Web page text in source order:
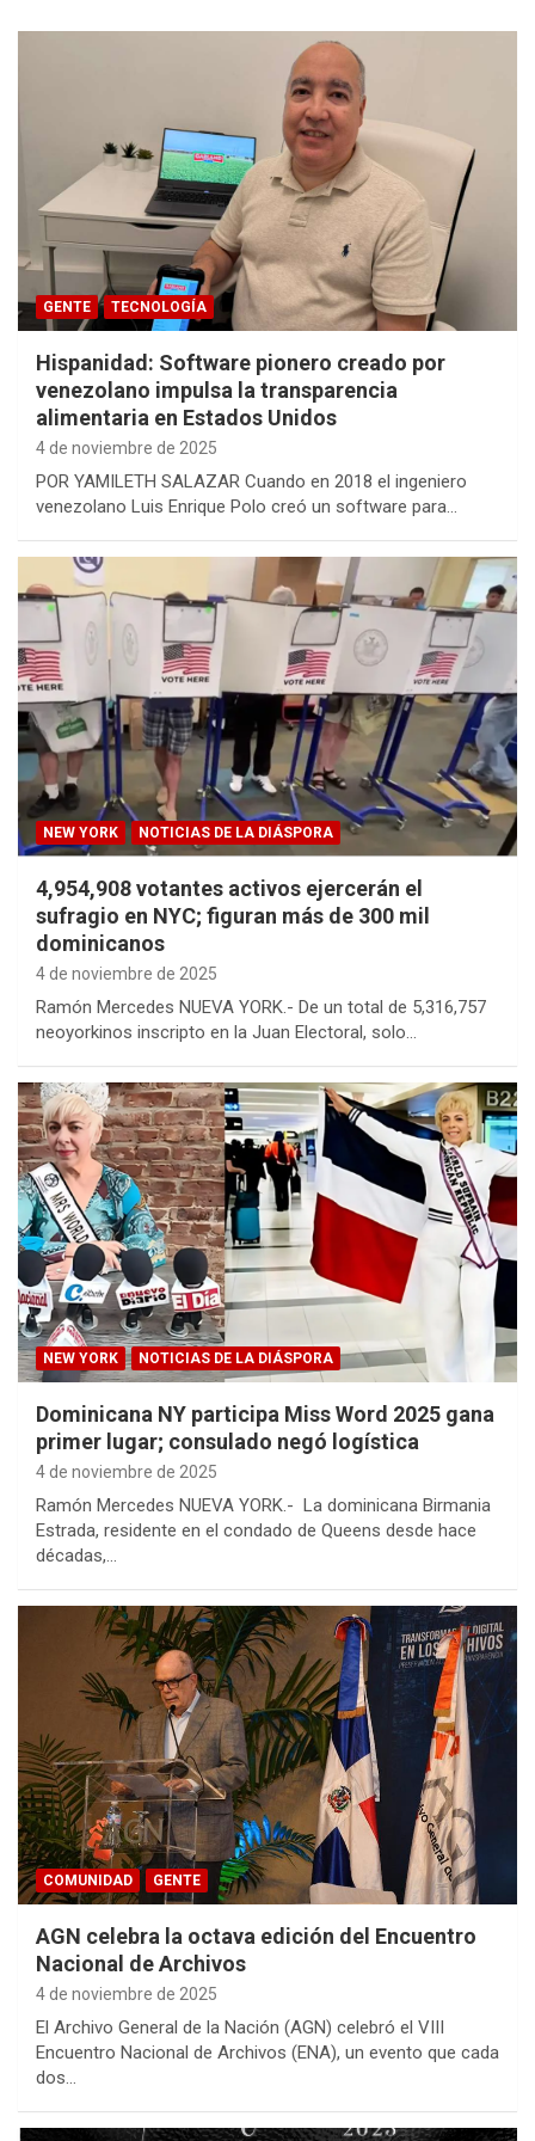
GENTE TECNOLOGÍA
Hispanidad: Software pionero creado por
venezolano impulsa la transparencia
alimentaria en Estados Unidos
4 de noviembre de 2025
POR YAMILETH SALAZAR Cuando en 2018 el ingeniero
venezolano Luis Enrique Polo creó un software para…
NEW YORK NOTICIAS DE LA DIÁSPORA
4,954,908 votantes activos ejercerán el
sufragio en NYC; figuran más de 300 mil
dominicanos
4 de noviembre de 2025
Ramón Mercedes NUEVA YORK.- De un total de 5,316,757
neoyorkinos inscripto en la Juan Electoral, solo…
NEW YORK NOTICIAS DE LA DIÁSPORA
Dominicana NY participa Miss Word 2025 gana
primer lugar; consulado negó logística
4 de noviembre de 2025
Ramón Mercedes NUEVA YORK.- La dominicana Birmania
Estrada, residente en el condado de Queens desde hace
décadas,…
COMUNIDAD GENTE
AGN celebra la octava edición del Encuentro
Nacional de Archivos
4 de noviembre de 2025
El Archivo General de la Nación (AGN) celebró el VIII
Encuentro Nacional de Archivos (ENA), un evento que cada
dos…